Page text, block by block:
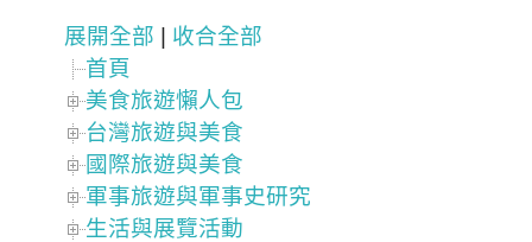
展開全部
收合全部
首頁
美食旅遊懶人包
台灣旅遊與美食
國際旅遊與美食
軍事旅遊與軍事史研究
生活與展覽活動